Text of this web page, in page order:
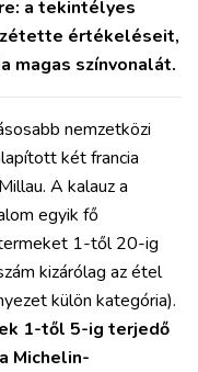
a tekintélyes
értékeléseit,
magas színvonalát.
nemzetközi
két francia
A kalauz a
egyik fő
1-től 20-ig
kizárólag az étel
külön kategória).
1-től 5-ig terjedő
Michelin-